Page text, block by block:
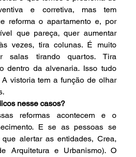
e corretiva, mas tem
reforma o apartamento e, por
que pareça, quer aumentar
vezes, tira colunas. É muito
salas tirando quartos. Tira
dentro da alvenaria. Isso tudo
vistoria tem a função de olhar
nesse casos?
reformas acontecem e o
E se as pessoas se
alertar as entidades, Crea,
Arquitetura e Urbanismo). O